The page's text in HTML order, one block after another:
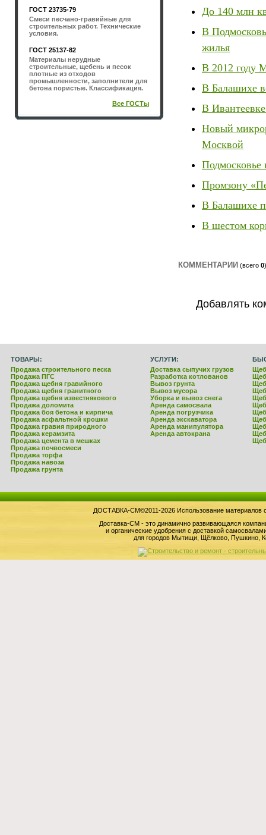
ГОСТ 23735-79
Смеси песчано-гравийные для
строительных работ. Технические
условия.
ГОСТ 25137-82
Материалы нерудные
строительные, щебень и песок
плотные из отходов
промышленности, заполнители для
бетона пористые. Классификация.
Все ГОСТы
До 140 млн
В
жилья
В 2012 году
В Балашихе
В
Новый
Москвой
Подмосковье
Промзону
В Балашихе
В шестом
КОММЕНТАРИИ (всего 0)
Добавлять
ТОВАРЫ: УСЛУГИ:
Продажа строительного песка
Продажа ПГС
Продажа щебня гравийного
Продажа щебня гранитного
Продажа щебня известнякового
Продажа доломита
Продажа боя бетона и кирпича
Продажа асфальтной крошки
Продажа гравия природного
Продажа керамзита
Продажа цемента в мешках
Доставка сыпучих грузов
Разработка котлованов
Вывоз грунта
Вывоз мусора
Уборка и вывоз снега
Аренда самосвала
Аренда погрузчика
Аренда экскаватора
Аренда манипулятора
Аренда автокрана
Продажа почвосмеси
Продажа торфа
Продажа навоза
Продажа грунта
ДОСТАВКА-СМ©2011-2026 Использование материалов
Доставка-СМ - это динамично развивающаяся
и органические удобрения с доставкой
для городов Мытищи, Щёлково, Пушкино,